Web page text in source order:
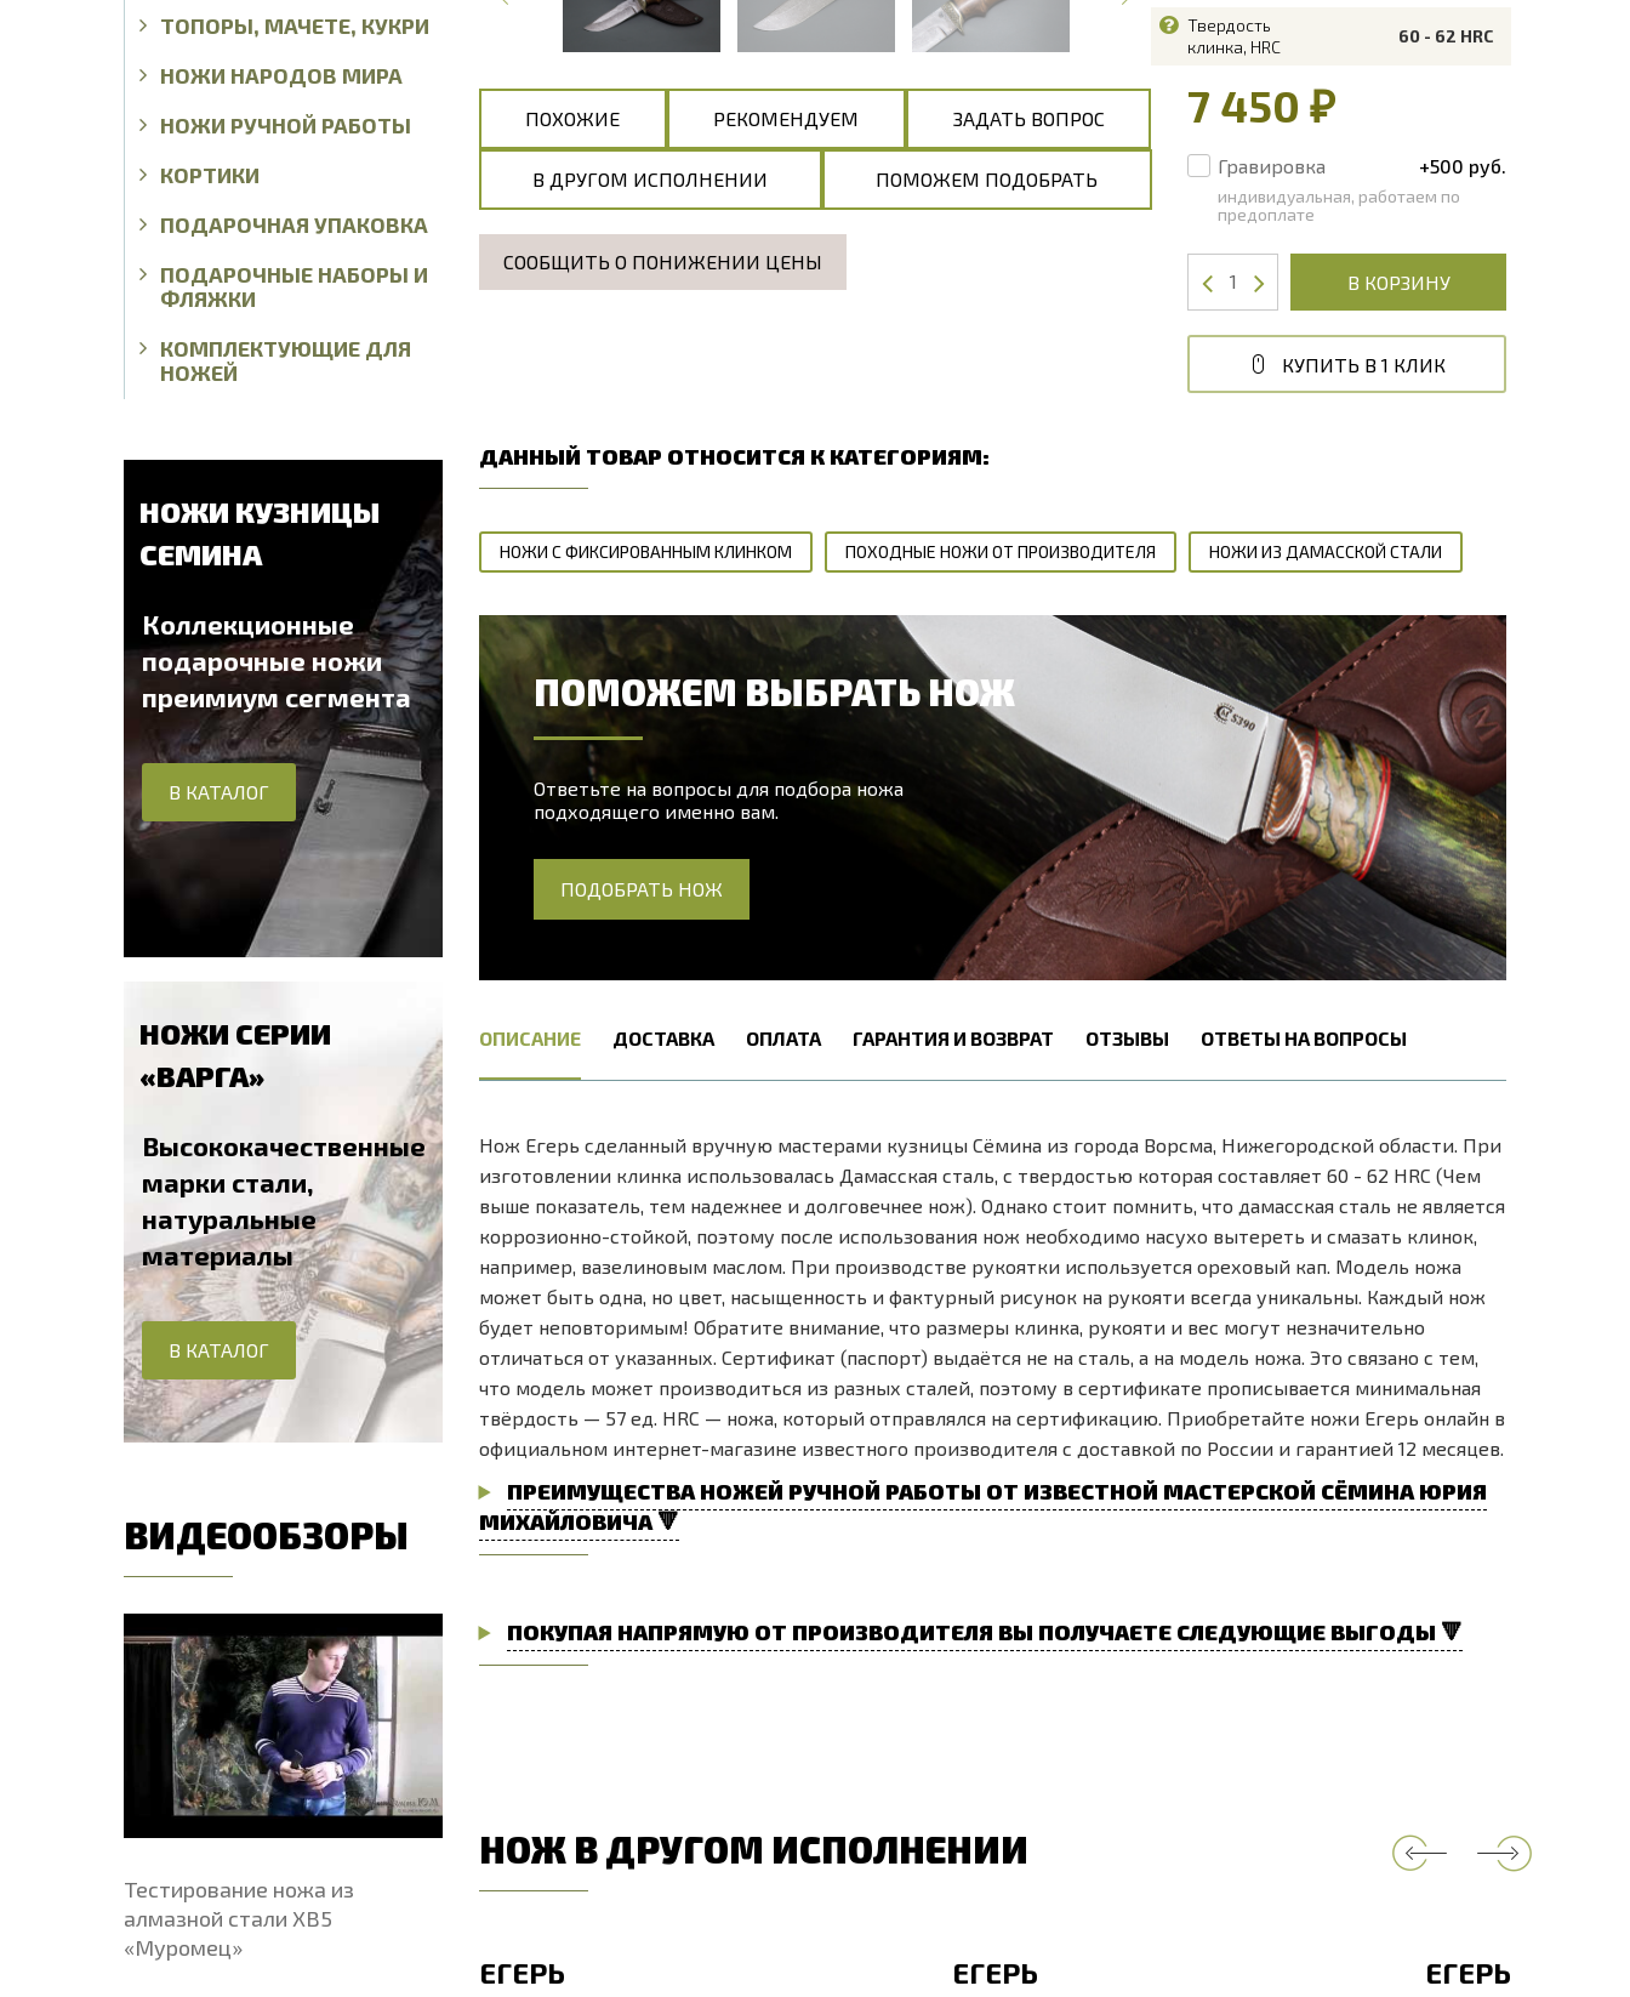
ПОХОЖИЕ РЕКОМЕНДУЕМ ЗАДАТЬ ВОПРОС
В ДРУГОМ ИСПОЛНЕНИИ ПОМОЖЕМ ПОДОБРАТЬ
СООБЩИТЬ О ПОНИЖЕНИИ ЦЕНЫ
Твердость
клинка, HRC
60 - 62 HRC
7 450 ₽
Гравировка +500 руб.
индивидуальная, работаем по
предоплате
В КОРЗИНУ
КУПИТЬ В 1 КЛИК
ДАННЫЙ ТОВАР ОТНОСИТСЯ К КАТЕГОРИЯМ:
НОЖИ С ФИКСИРОВАННЫМ КЛИНКОМ ПОХОДНЫЕ НОЖИ ОТ ПРОИЗВОДИТЕЛЯ НОЖИ ИЗ ДАМАССКОЙ СТАЛИ
ПОМОЖЕМ ВЫБРАТЬ НОЖ
Ответьте на вопросы для подбора ножа
подходящего именно вам.
ПОДОБРАТЬ НОЖ
ОПИСАНИЕ ДОСТАВКА ОПЛАТА ГАРАНТИЯ И ВОЗВРАТ ОТЗЫВЫ ОТВЕТЫ НА ВОПРОСЫ
Нож Егерь сделанный вручную мастерами кузницы Сёмина из города Ворсма, Нижегородской области. При
изготовлении клинка использовалась Дамасская сталь, с твердостью которая составляет 60 - 62 HRC (Чем
выше показатель, тем надежнее и долговечнее нож). Однако стоит помнить, что дамасская сталь не является
коррозионно-стойкой, поэтому после использования нож необходимо насухо вытереть и смазать клинок,
например, вазелиновым маслом. При производстве рукоятки используется ореховый кап. Модель ножа
может быть одна, но цвет, насыщенность и фактурный рисунок на рукояти всегда уникальны. Каждый нож
будет неповторимым! Обратите внимание, что размеры клинка, рукояти и вес могут незначительно
отличаться от указанных. Сертификат (паспорт) выдаётся не на сталь, а на модель ножа. Это связано с тем,
что модель может производиться из разных сталей, поэтому в сертификате прописывается минимальная
твёрдость — 57 ед. HRC — ножа, который отправлялся на сертификацию. Приобретайте ножи Егерь онлайн в
официальном интернет-магазине известного производителя с доставкой по России и гарантией 12 месяцев.
ПРЕИМУЩЕСТВА НОЖЕЙ РУЧНОЙ РАБОТЫ ОТ ИЗВЕСТНОЙ МАСТЕРСКОЙ СЁМИНА ЮРИЯ
МИХАЙЛОВИЧА 🔻
ПОКУПАЯ НАПРЯМУЮ ОТ ПРОИЗВОДИТЕЛЯ ВЫ ПОЛУЧАЕТЕ СЛЕДУЮЩИЕ ВЫГОДЫ 🔻
НОЖ В ДРУГОМ ИСПОЛНЕНИИ
ЕГЕРЬ ЕГЕРЬ ЕГЕРЬ
ТОПОРЫ, МАЧЕТЕ, КУКРИ
НОЖИ НАРОДОВ МИРА
НОЖИ РУЧНОЙ РАБОТЫ
КОРТИКИ
ПОДАРОЧНАЯ УПАКОВКА
ПОДАРОЧНЫЕ НАБОРЫ И
ФЛЯЖКИ
КОМПЛЕКТУЮЩИЕ ДЛЯ
НОЖЕЙ
НОЖИ КУЗНИЦЫ
СЕМИНА
Коллекционные
подарочные ножи
преимиум сегмента
В КАТАЛОГ
НОЖИ СЕРИИ
«ВАРГА»
Высококачественные
марки стали,
натуральные
материалы
В КАТАЛОГ
ВИДЕООБЗОРЫ
Тестирование ножа из
алмазной стали ХВ5
«Муромец»